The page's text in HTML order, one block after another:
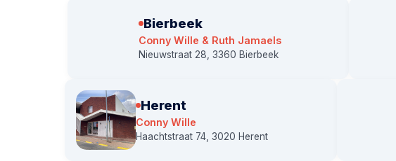
Bierbeek
Conny Wille & Ruth Jamaels
Nieuwstraat 28, 3360 Bierbeek
Herent
Conny Wille
Haachtstraat 74, 3020 Herent